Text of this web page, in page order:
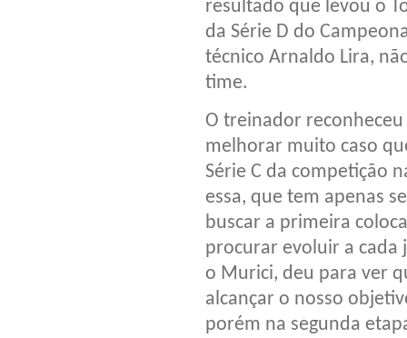
resultado que levou o
da Série D do
técnico Arnaldo Lira,
time.
O treinador
melhorar muito caso
Série C da competição
essa, que tem apenas
buscar a primeira
procurar evoluir a cada
o Murici, deu para ver
alcançar o nosso
porém na segunda